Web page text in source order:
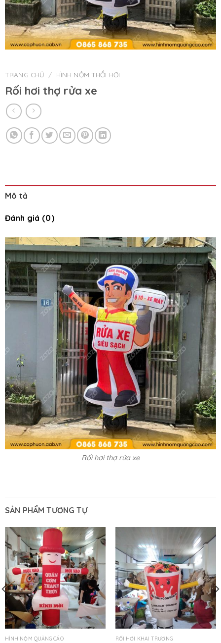
TRANG CHỦ / HÌNH NỘM THỔI HƠI
Rối hơi thợ rửa xe
Mô tả
Đánh giá (0)
Rối hơi thợ rửa xe
SẢN PHẨM TƯƠNG TỰ
HÌNH NỘM QUẢNG CÁO RỐI HƠI KHAI TRƯƠNG